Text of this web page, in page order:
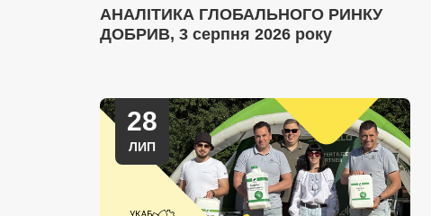
АНАЛІТИКА ГЛОБАЛЬНОГО РИНКУ
ДОБРИВ, 3 серпня 2026 року
28
ЛИП